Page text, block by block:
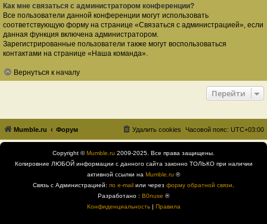
Как мне связаться с администратором конференции?
Все пользователи данной конференции могут использовать
соответствующую форму на странице «Связаться с администрацией», если
данная функция включена администратором.
Зарегистрированные пользователи также могут воспользоваться
контактами на странице «Наша команда».
Вернуться к началу
Перейти
Mumble.ru Форум Часовой пояс: UTC+03:00
Удалить cookies
Copyright ©Mumble.ru 2009-2025. Все права защищены.
Копировние ЛЮБОЙ информации с данного сайта законно ТОЛЬКО при наличии
активной ссылки на Mumble.ru ®
Связь с Администрацией: по e-mail или через форму обратной связи
Разработано : B0nuse ®
Конфиденциальность| Правила